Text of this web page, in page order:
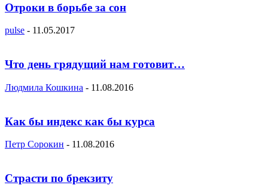
Отроки в борьбе за сон
pulse - 11.05.2017
Что день грядущий нам готовит…
Людмила Кошкина - 11.08.2016
Как бы индекс как бы курса
Петр Сорокин - 11.08.2016
Страсти по брекзиту